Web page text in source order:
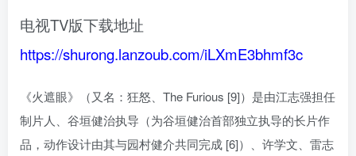
电视TV版下载地址
https://shurong.lanzoub.com/iLXmE3bhmf3c
《火遮眼》（又名：狂怒、The Furious [9]）是由江志强担任
制片人、谷垣健治执导（为谷垣健治首部独立执导的长片作
品，动作设计由其与园村健介共同完成 [6]）、许学文、雷志